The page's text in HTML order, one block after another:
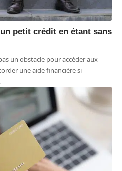
petit crédit en étant sans
un obstacle pour accéder aux
une aide financière si